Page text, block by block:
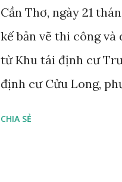
Cần Thơ, ngày 21
kế bản vẽ thi công
từ Khu tái định cư
định cư Cửu Long,
CHIA SẺ